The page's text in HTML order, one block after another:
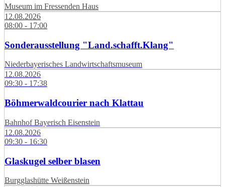
Museum im Fressenden Haus
12.08.2026
08:00 - 17:00
Sonderausstellung "Land.schafft.Klang"
Niederbayerisches Landwirtschaftsmuseum
12.08.2026
09:30 - 17:38
Böhmerwaldcourier nach Klattau
Bahnhof Bayerisch Eisenstein
12.08.2026
09:30 - 16:30
Glaskugel selber blasen
Burgglashütte Weißenstein